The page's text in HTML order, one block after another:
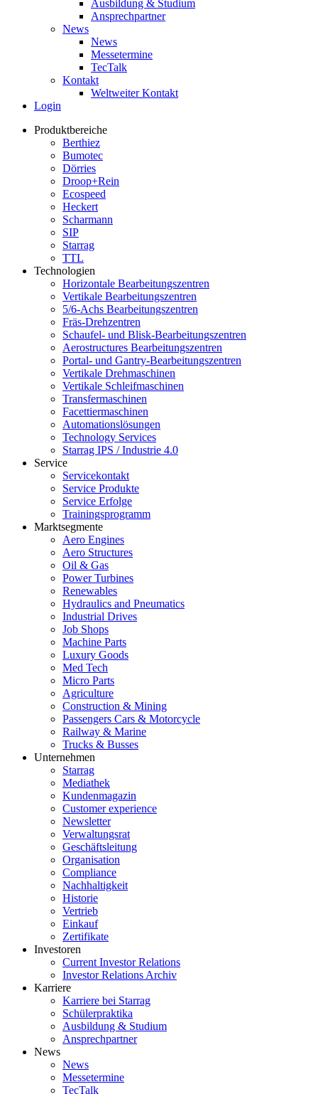
Ausbildung & Studium
Ansprechpartner
News
News
Messetermine
TecTalk
Kontakt
Weltweiter Kontakt
Login
Produktbereiche
Berthiez
Bumotec
Dörries
Droop+Rein
Ecospeed
Heckert
Scharmann
SIP
Starrag
TTL
Technologien
Horizontale Bearbeitungszentren
Vertikale Bearbeitungszentren
5/6-Achs Bearbeitungszentren
Fräs-Drehzentren
Schaufel- und Blisk-Bearbeitungszentren
Aerostructures Bearbeitungszentren
Portal- und Gantry-Bearbeitungszentren
Vertikale Drehmaschinen
Vertikale Schleifmaschinen
Transfermaschinen
Facettiermaschinen
Automationslösungen
Technology Services
Starrag IPS / Industrie 4.0
Service
Servicekontakt
Service Produkte
Service Erfolge
Trainingsprogramm
Marktsegmente
Aero Engines
Aero Structures
Oil & Gas
Power Turbines
Renewables
Hydraulics and Pneumatics
Industrial Drives
Job Shops
Machine Parts
Luxury Goods
Med Tech
Micro Parts
Agriculture
Construction & Mining
Passengers Cars & Motorcycle
Railway & Marine
Trucks & Busses
Unternehmen
Starrag
Mediathek
Kundenmagazin
Customer experience
Newsletter
Verwaltungsrat
Geschäftsleitung
Organisation
Compliance
Nachhaltigkeit
Historie
Vertrieb
Einkauf
Zertifikate
Investoren
Current Investor Relations
Investor Relations Archiv
Karriere
Karriere bei Starrag
Schülerpraktika
Ausbildung & Studium
Ansprechpartner
News
News
Messetermine
TecTalk